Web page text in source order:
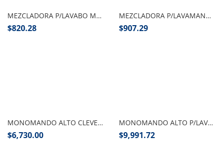
MEZCLADORA P/LAVABO MOD.4062 DICA
$820.28
MEZCLADORA P/LAVAMANOS MOD.4061 DICA
$907.29
MONOMANDO ALTO CLEVER CROMO
$6,730.00
MONOMANDO ALTO P/LAVABO CROMO HASEN
$9,991.72